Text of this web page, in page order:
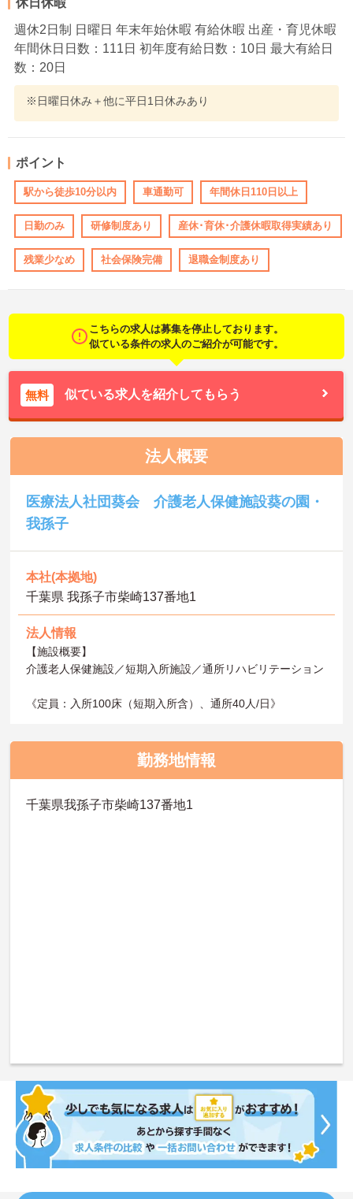
週休2日制 日曜日 年末年始休暇 有給休暇 出産・育児休暇
年間休日日数：111日 初年度有給日数：10日 最大有給日
数：20日
※日曜日休み＋他に平日1日休みあり
ポイント
駅から徒歩10分以内 車通勤可 年間休日110日以上
日勤のみ 研修制度あり 産休･育休･介護休暇取得実績あり
残業少なめ 社会保険完備 退職金制度あり
こちらの求人は募集を停止しております。
似ている条件の求人のご紹介が可能です。
無料 似ている求人を紹介してもらう
法人概要
医療法人社団葵会 介護老人保健施設葵の園・
我孫子
本社(本拠地)
千葉県 我孫子市柴崎137番地1
法人情報
【施設概要】
介護老人保健施設／短期入所施設／通所リハビリテーション
《定員：入所100床（短期入所含）、通所40人/日》
勤務地情報
千葉県我孫子市柴崎137番地1